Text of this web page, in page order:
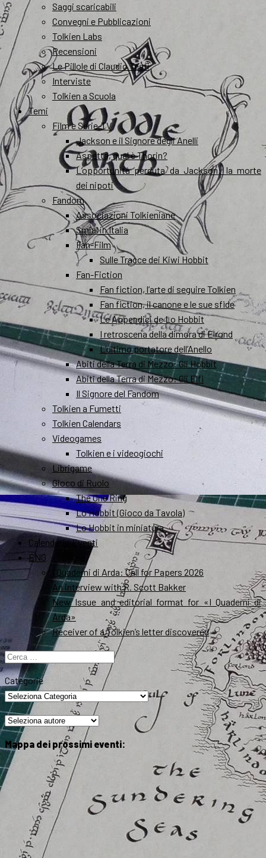
Saggi scaricabili
Convegni e Pubblicazioni
Tolkien Labs
Recensioni
Le Pillole di Claudio Testi
Interviste
Tolkien a Scuola
Temi
Film e Serie-TV
Jackson e il Signore degli Anelli
Aspetta, qual è Thorin?
L’opportunità perduta da Jackson: la morte
dei nipoti
Fandom
Associazioni Tolkieniane
Smial in Italia
Fan-Film
Sulle Tracce dei Kiwi Hobbit
Fan-Fiction
Fan fiction, l’arte di seguire Tolkien
Fan fiction, il canone e le sue sfide
Le Appendici de Lo Hobbit
I retroscena della dimora di Elrond
L’ultimo portatore dell’Anello
Abiti della Terra di Mezzo: Gli Hobbit
Abiti della Terra di Mezzo: Gli Elfi
Il Signore del Fandom
Tolkien a Fumetti
Tolkien Calendars
Videogames
Tolkien e i videogiochi
Librigame
Gioco di Ruolo
The One Ring
Lo Hobbit (Gioco da Tavola)
Lo Hobbit in miniatura
Calendario Eventi
ENG
I Quaderni di Arda: Call for Papers 2026
An interview with R. Scott Bakker
New Issue and editorial format for «I Quaderni di
Arda»
Receiver of a Tolkien’s letter discovered
Ricerca
per:
Categorie
Mappa dei prossimi eventi: